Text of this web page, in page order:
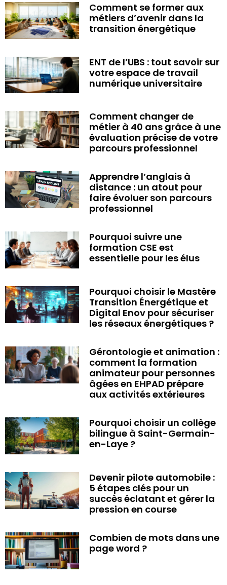
Comment se former aux
métiers d’avenir dans la
transition énergétique
ENT de l’UBS : tout savoir sur
votre espace de travail
numérique universitaire
Comment changer de
métier à 40 ans grâce à une
évaluation précise de votre
parcours professionnel
Apprendre l’anglais à
distance : un atout pour
faire évoluer son parcours
professionnel
Pourquoi suivre une
formation CSE est
essentielle pour les élus
Pourquoi choisir le Mastère
Transition Énergétique et
Digital Enov pour sécuriser
les réseaux énergétiques ?
Gérontologie et animation :
comment la formation
animateur pour personnes
âgées en EHPAD prépare
aux activités extérieures
Pourquoi choisir un collège
bilingue à Saint-Germain-
en-Laye ?
Devenir pilote automobile :
5 étapes clés pour un
succès éclatant et gérer la
pression en course
Combien de mots dans une
page word ?